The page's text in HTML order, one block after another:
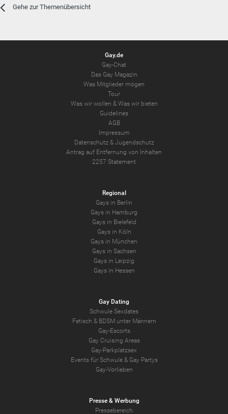
Gehe zur Themenübersicht
Gay.de
Gay-Chat
Das Gay Magazin
Was Mitglieder mögen
Tour
Was wir wollen & Was wir bieten
Guidelines
AGB
Impressum
Datenschutz& Jugendschutz
Antrag auf Entfernung von Inhalten
2257 Statement
Regional
Gays in Berlin
Gays in Hamburg
Gays in Bielefeld
Gays in Köln
Gays in München
Gays in Sachsen
Gays in Leipzig
Gays in Hessen
Gay Dating
Schwule Sexdates
Fetisch & BDSM unter Männern
Gay-Escorts
Gay Cruising Areas
Gay-Parkplatzsex
Events für Schwule & Gay Partys
Gay-Vorlieben
Presse & Werbung
Pressebereich